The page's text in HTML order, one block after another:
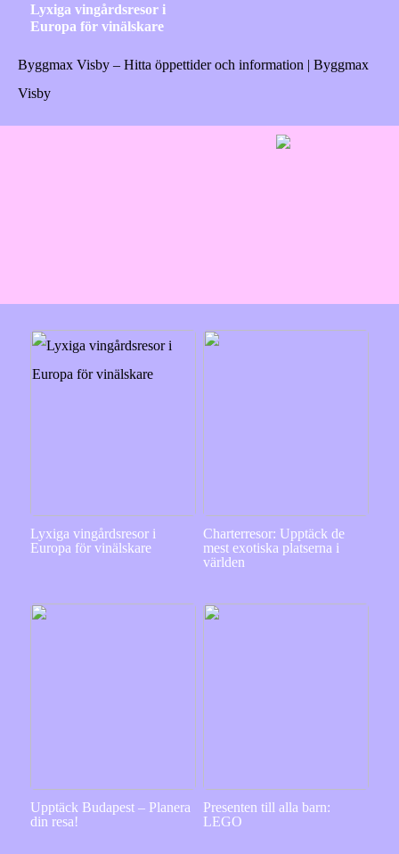
Lyxiga vingårdsresor i
Europa för vinälskare
Byggmax Visby – Hitta öppettider och information | Byggmax
Visby
Lyxiga vingårdsresor i
Europa för vinälskare
Charterresor: Upptäck de
mest exotiska platserna i
världen
Upptäck Budapest – Planera
din resa!
Presenten till alla barn:
LEGO